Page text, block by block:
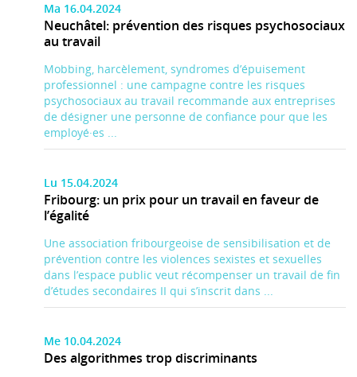
Ma 16.04.2024
Neuchâtel: prévention des risques psychosociaux
au travail
Mobbing, harcèlement, syndromes d’épuisement
professionnel : une campagne contre les risques
psychosociaux au travail recommande aux entreprises
de désigner une personne de confiance pour que les
employé·es ...
Lu 15.04.2024
Fribourg: un prix pour un travail en faveur de
l’égalité
Une association fribourgeoise de sensibilisation et de
prévention contre les violences sexistes et sexuelles
dans l’espace public veut récompenser un travail de fin
d’études secondaires II qui s’inscrit dans ...
Me 10.04.2024
Des algorithmes trop discriminants